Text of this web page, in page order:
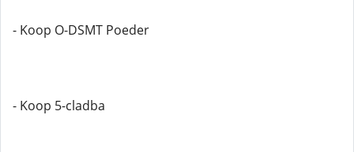
- Koop O-DSMT Poeder
- Koop 5-cladba